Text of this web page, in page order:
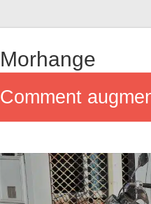
Morhange
Comment